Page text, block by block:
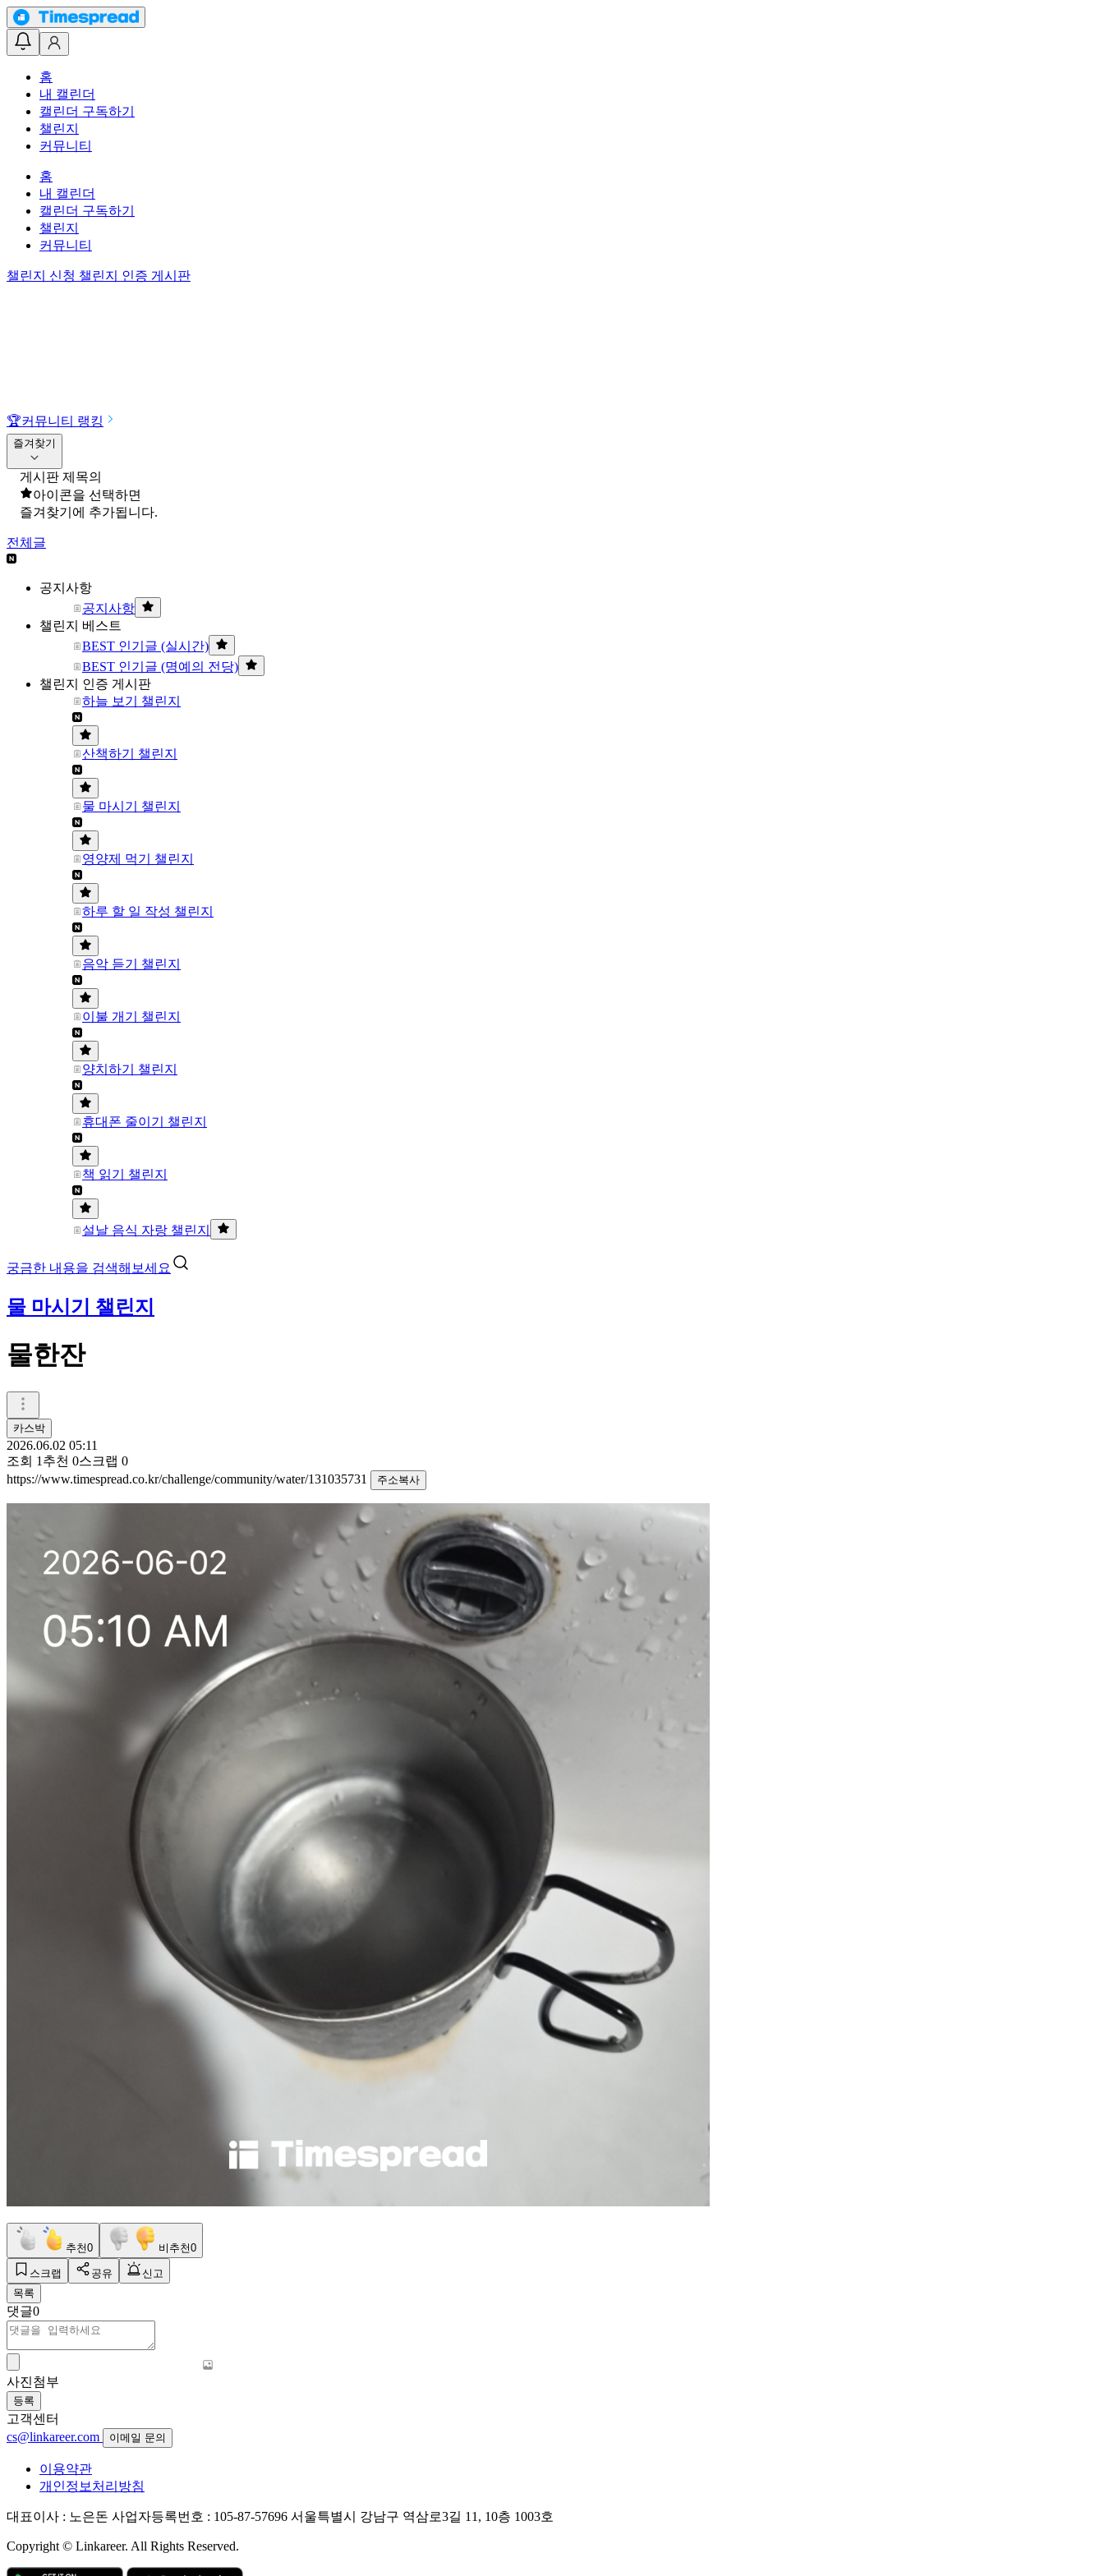
홈
내 캘린더
캘린더 구독하기
챌린지
커뮤니티
홈
내 캘린더
캘린더 구독하기
챌린지
커뮤니티
챌린지 신청 챌린지 인증 게시판
🏆커뮤니티 랭킹
즐겨찾기
게시판 제목의
아이콘을 선택하면
즐겨찾기에 추가됩니다.
전체글
공지사항
공지사항
챌린지 베스트
BEST 인기글 (실시간)
BEST 인기글 (명예의 전당)
챌린지 인증 게시판
하늘 보기 챌린지
산책하기 챌린지
물 마시기 챌린지
영양제 먹기 챌린지
하루 할 일 작성 챌린지
음악 듣기 챌린지
이불 개기 챌린지
양치하기 챌린지
휴대폰 줄이기 챌린지
책 읽기 챌린지
설날 음식 자랑 챌린지
궁금한 내용을 검색해보세요
물 마시기 챌린지
물한잔
카스박
2026.06.02 05:11
조회 1 추천 0스크랩 0
https://www.timespread.co.kr/challenge/community/water/131035731
주소복사
추천0 비추천0
스크랩 공유
신고
목록
댓글0
사진첨부
등록
고객센터
cs@linkareer.com
이메일 문의
이용약관
개인정보처리방침
대표이사 : 노은돈 사업자등록번호 : 105-87-57696 서울특별시 강남구 역삼로3길 11, 10층 1003호
Copyright © Linkareer. All Rights Reserved.